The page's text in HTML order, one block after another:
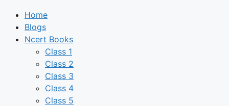
Home
Blogs
Ncert Books
Class 1
Class 2
Class 3
Class 4
Class 5